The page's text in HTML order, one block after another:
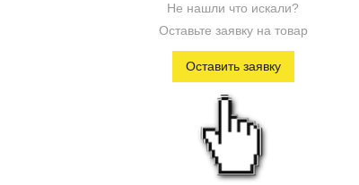
Разное Лучшая цена
Дисконт техника
Не нашли что искали?
Оставьте заявку на товар
Оставить заявку